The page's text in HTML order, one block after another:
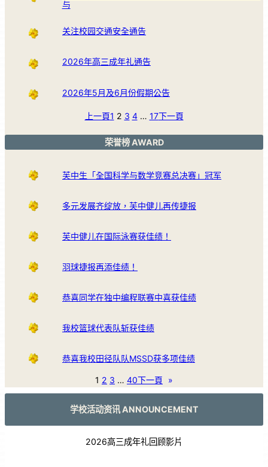
与
关注校园交通安全通告
2026年高三成年礼通告
2026年5月及6月份假期公告
上一頁1 2 3 4 … 17下一頁
荣誉榜 AWARD
芙中生「全国科学与数学竞赛总决赛」冠军
多元发展齐绽放，芙中健儿再传捷报
芙中健儿在国际泳赛获佳绩！
羽球捷报再添佳绩！
恭喜同学在独中编程联赛中喜获佳绩
我校篮球代表队斩获佳绩
恭喜我校田径队队MSSD获多项佳绩
1 2 3 … 40下一頁 »
学校活动资讯 ANNOUNCEMENT
2026高三成年礼回顾影片